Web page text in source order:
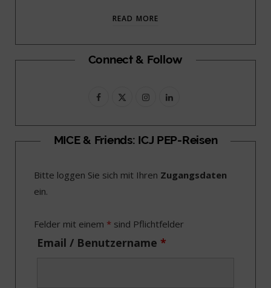
READ MORE
Connect & Follow
F
c
b
o
k
T
i
t
e
I
s
a
r
a
L
n
e
I
MICE & Friends: ICJ PEP-Reisen
Bitte loggen Sie sich mit Ihren Zugangsdaten
ein.
Felder mit einem * sind Pflichtfelder
Email / Benutzername *